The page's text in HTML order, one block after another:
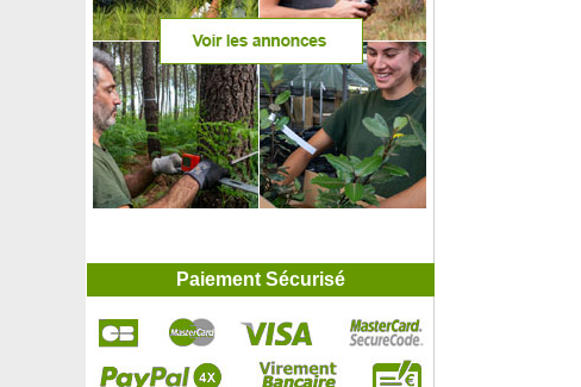
Paiement Sécurisé